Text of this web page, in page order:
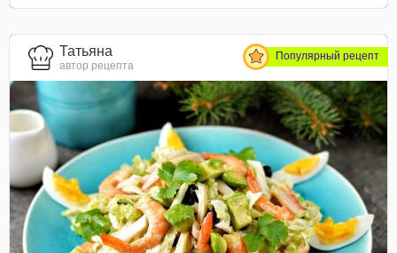
Татьяна
автор рецепта
Популярный рецепт